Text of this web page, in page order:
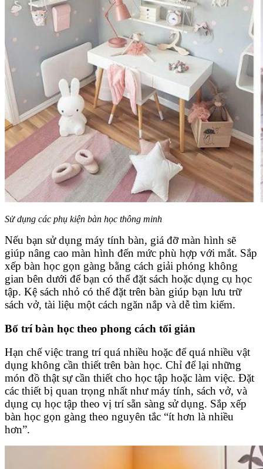
Sử dụng các phụ kiện bàn học thông minh
Nếu bạn sử dụng máy tính bàn, giá đỡ màn hình sẽ
giúp nâng cao màn hình đến mức phù hợp với mắt. Sắp
xếp bàn học gọn gàng bằng cách giải phóng không
gian bên dưới để bạn có thể đặt sách hoặc dụng cụ học
tập. Kệ sách nhỏ có thể đặt trên bàn giúp bạn lưu trữ
sách vở, tài liệu một cách ngăn nắp và dễ tìm kiếm.
Bố trí bàn học theo phong cách tối giản
Hạn chế việc trang trí quá nhiều hoặc để quá nhiều vật
dụng không cần thiết trên bàn học. Chỉ để lại những
món đồ thật sự cần thiết cho học tập hoặc làm việc. Đặt
các thiết bị quan trọng nhất như máy tính, sách vở, và
dụng cụ học tập theo vị trí sẵn sàng sử dụng. Sắp xếp
bàn học gọn gàng theo nguyên tắc “ít hơn là nhiều
hơn”.